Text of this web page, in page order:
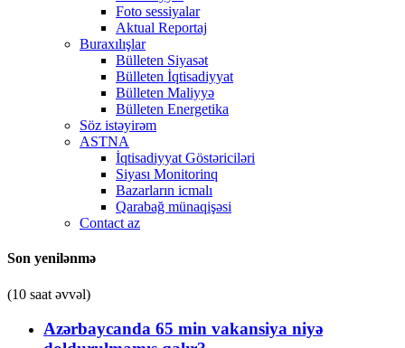
Foto sessiyalar
Aktual Reportaj
Buraxılışlar
Bülleten Siyasət
Bülleten İqtisadiyyat
Bülleten Maliyyə
Bülleten Energetika
Söz istəyirəm
ASTNA
İqtisadiyyat Göstəriciləri
Siyası Monitorinq
Bazarların icmalı
Qarabağ münaqişəsi
Contact az
Son yenilənmə
(10 saat əvvəl)
Azərbaycanda 65 min vakansiya niyə